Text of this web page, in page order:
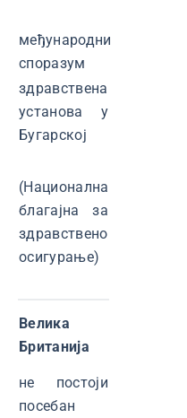
међународни
споразум
здравствена
установа у
Бугарској
(Национална
благајна за
здравствено
осигурање)
Велика
Британија
не постоји
посебан